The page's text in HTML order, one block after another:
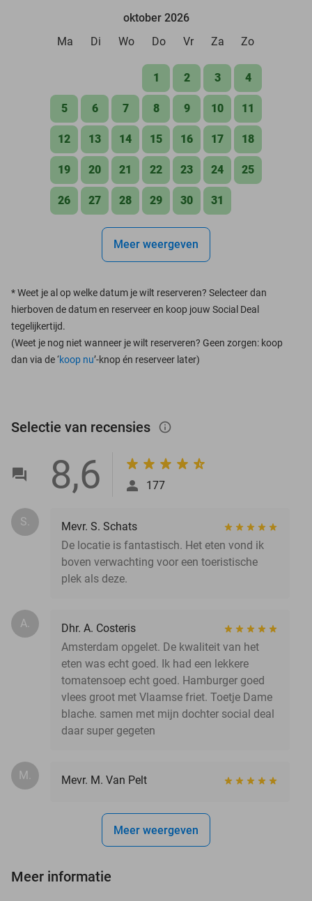
oktober 2026
Ma
Di Wo Do Vr Za Zo
1 2 3 4
5 6 7 8 9 10 11
12 13 14 15 16 17 18
19 20 21 22 23 24 25
26 27 28 29 30 31
Meer weergeven
*Weet je al op welke datum je wilt reserveren? Selecteer dan
hierboven de datum en reserveer en koop jouw Social Deal
tegelijkertijd.
(Weet je nog niet wanneer je wilt reserveren? Geen zorgen: koop
dan via de ‘koop nu’-knop én reserveer later)
Selectie van recensies info_outlined
8,6 177
S.
Mevr. S. Schats
De locatie is fantastisch. Het eten vond ik
boven verwachting voor een toeristische
plek als deze.
A.
Dhr. A. Costeris
Amsterdam opgelet. De kwaliteit van het
eten was echt goed. Ik had een lekkere
tomatensoep echt goed. Hamburger goed
vlees groot met Vlaamse friet. Toetje Dame
blache. samen met mijn dochter social deal
daar super gegeten
M. Mevr. M. Van Pelt
Meer weergeven
Meer informatie